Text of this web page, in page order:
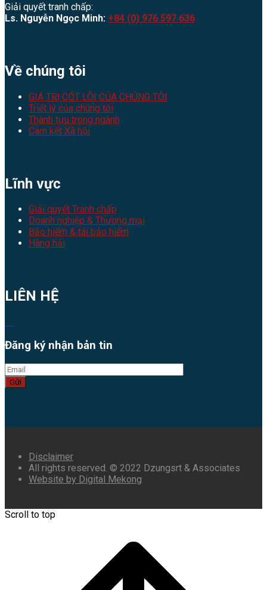
Giải quyết tranh chấp:
Ls. Nguyễn Ngọc Minh: +84 (0) 976 597 636
Về chúng tôi
GIÁ TRỊ CỐT LÕI CỦA CHÚNG TÔI
Triết lý của chúng tôi
Thành tựu trong ngành
Cam kết Xã hội
Lĩnh vực
Giải quyết Tranh chấp
Doanh nghiệp & Thương mại
Bảo hiểm & tái bảo hiểm
Hàng hải
LIÊN HỆ
Đăng ký nhận bản tin
Gửi
Disclaimer
All rights reserved. © 2022 Dzungsrt & Associates
Website by Digital Mekong
Scroll to top